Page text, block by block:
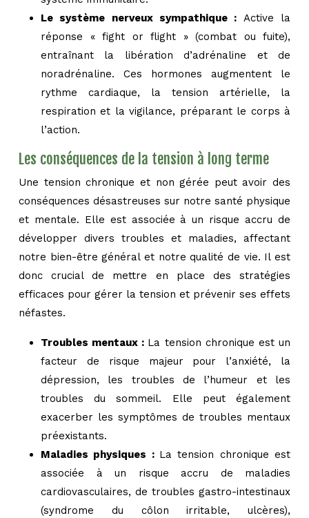
Le système nerveux sympathique : Active la
réponse « fight or flight » (combat ou fuite),
entraînant la libération d’adrénaline et de
noradrénaline. Ces hormones augmentent le
rythme cardiaque, la tension artérielle, la
respiration et la vigilance, préparant le corps à
l’action.
Les conséquences de la tension à long terme
Une tension chronique et non gérée peut avoir des
conséquences désastreuses sur notre santé physique
et mentale. Elle est associée à un risque accru de
développer divers troubles et maladies, affectant
notre bien-être général et notre qualité de vie. Il est
donc crucial de mettre en place des stratégies
efficaces pour gérer la tension et prévenir ses effets
néfastes.
Troubles mentaux : La tension chronique est un
facteur de risque majeur pour l’anxiété, la
dépression, les troubles de l’humeur et les
troubles du sommeil. Elle peut également
exacerber les symptômes de troubles mentaux
préexistants.
Maladies physiques : La tension chronique est
associée à un risque accru de maladies
cardiovasculaires, de troubles gastro-intestinaux
(syndrome du côlon irritable, ulcères),